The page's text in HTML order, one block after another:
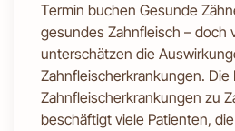
Termin buchen Gesunde
gesundes Zahnfleisch – doch
unterschätzen die
Zahnfleischerkrankungen. Die
Zahnfleischerkrankungen zu
beschäftigt viele Patienten,